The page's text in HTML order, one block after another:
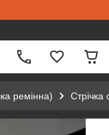
ремінна) Стрічка